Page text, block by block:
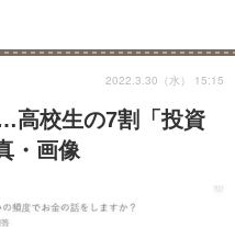
高校生の7割「投資
・画像
2022.3.30（水） 15:15